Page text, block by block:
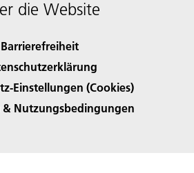
die Website
Barrierefreiheit
Einstellungen (Cookies)
& Nutzungsbedingungen